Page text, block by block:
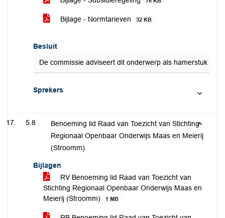
Bijlage - Normtarieven 32 KB
Besluit
De commissie adviseert dit onderwerp als hamerstuk te
Sprekers
5.8
Benoeming lid Raad van Toezicht van Stichting
Regionaal Openbaar Onderwijs Maas en Meierij
(Stroomm)
Bijlagen
RV Benoeming lid Raad van Toezicht van
Stichting Regionaal Openbaar Onderwijs Maas en
Meierij (Stroomm)
1 MB